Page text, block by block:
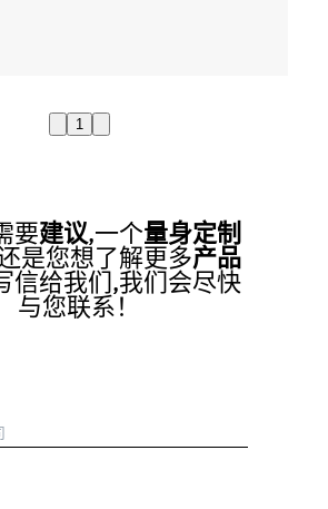
1
要建议,一个量身定制
是您想了解更多产品
信给我们,我们会尽快
与您联系！